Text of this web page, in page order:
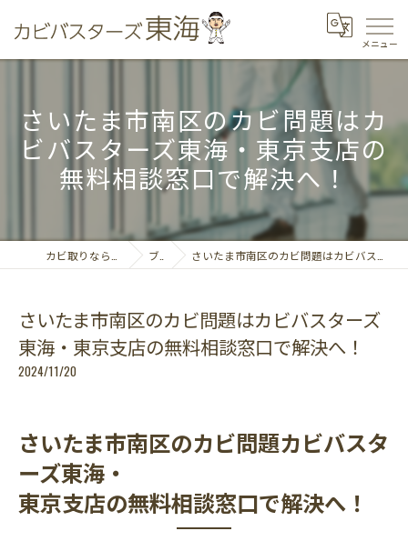
さいたま市南区のカビ問題はカ
ビバスターズ東海・東京支店の
無料相談窓口で解決へ！
ブログ さいたま市南区のカビ問題はカビバスターズ東海・東京支店の無料相談窓口で解決へ！
さいたま市南区のカビ問題はカビバスターズ
東海・東京支店の無料相談窓口で解決へ！
2024/11/20
さいたま市南区のカビ問題カビバスタ
ーズ東海・
東京支店の無料相談窓口で解決へ！